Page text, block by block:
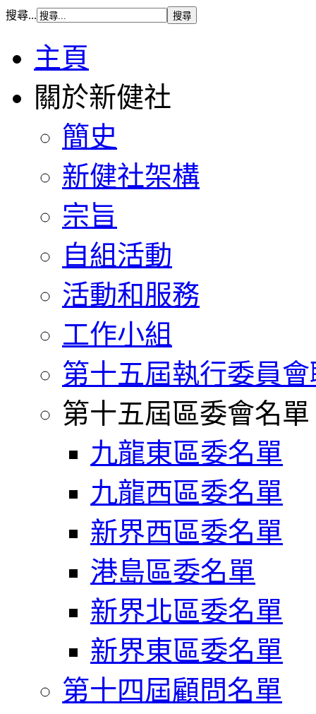
搜尋...
主頁
關於新健社
簡史
新健社架構
宗旨
自組活動
活動和服務
工作小組
第十五屆執行委員
第十五屆區委會名單
九龍東區委名單
九龍西區委名單
新界西區委名單
港島區委名單
新界北區委名單
新界東區委名單
第十四屆顧問名單